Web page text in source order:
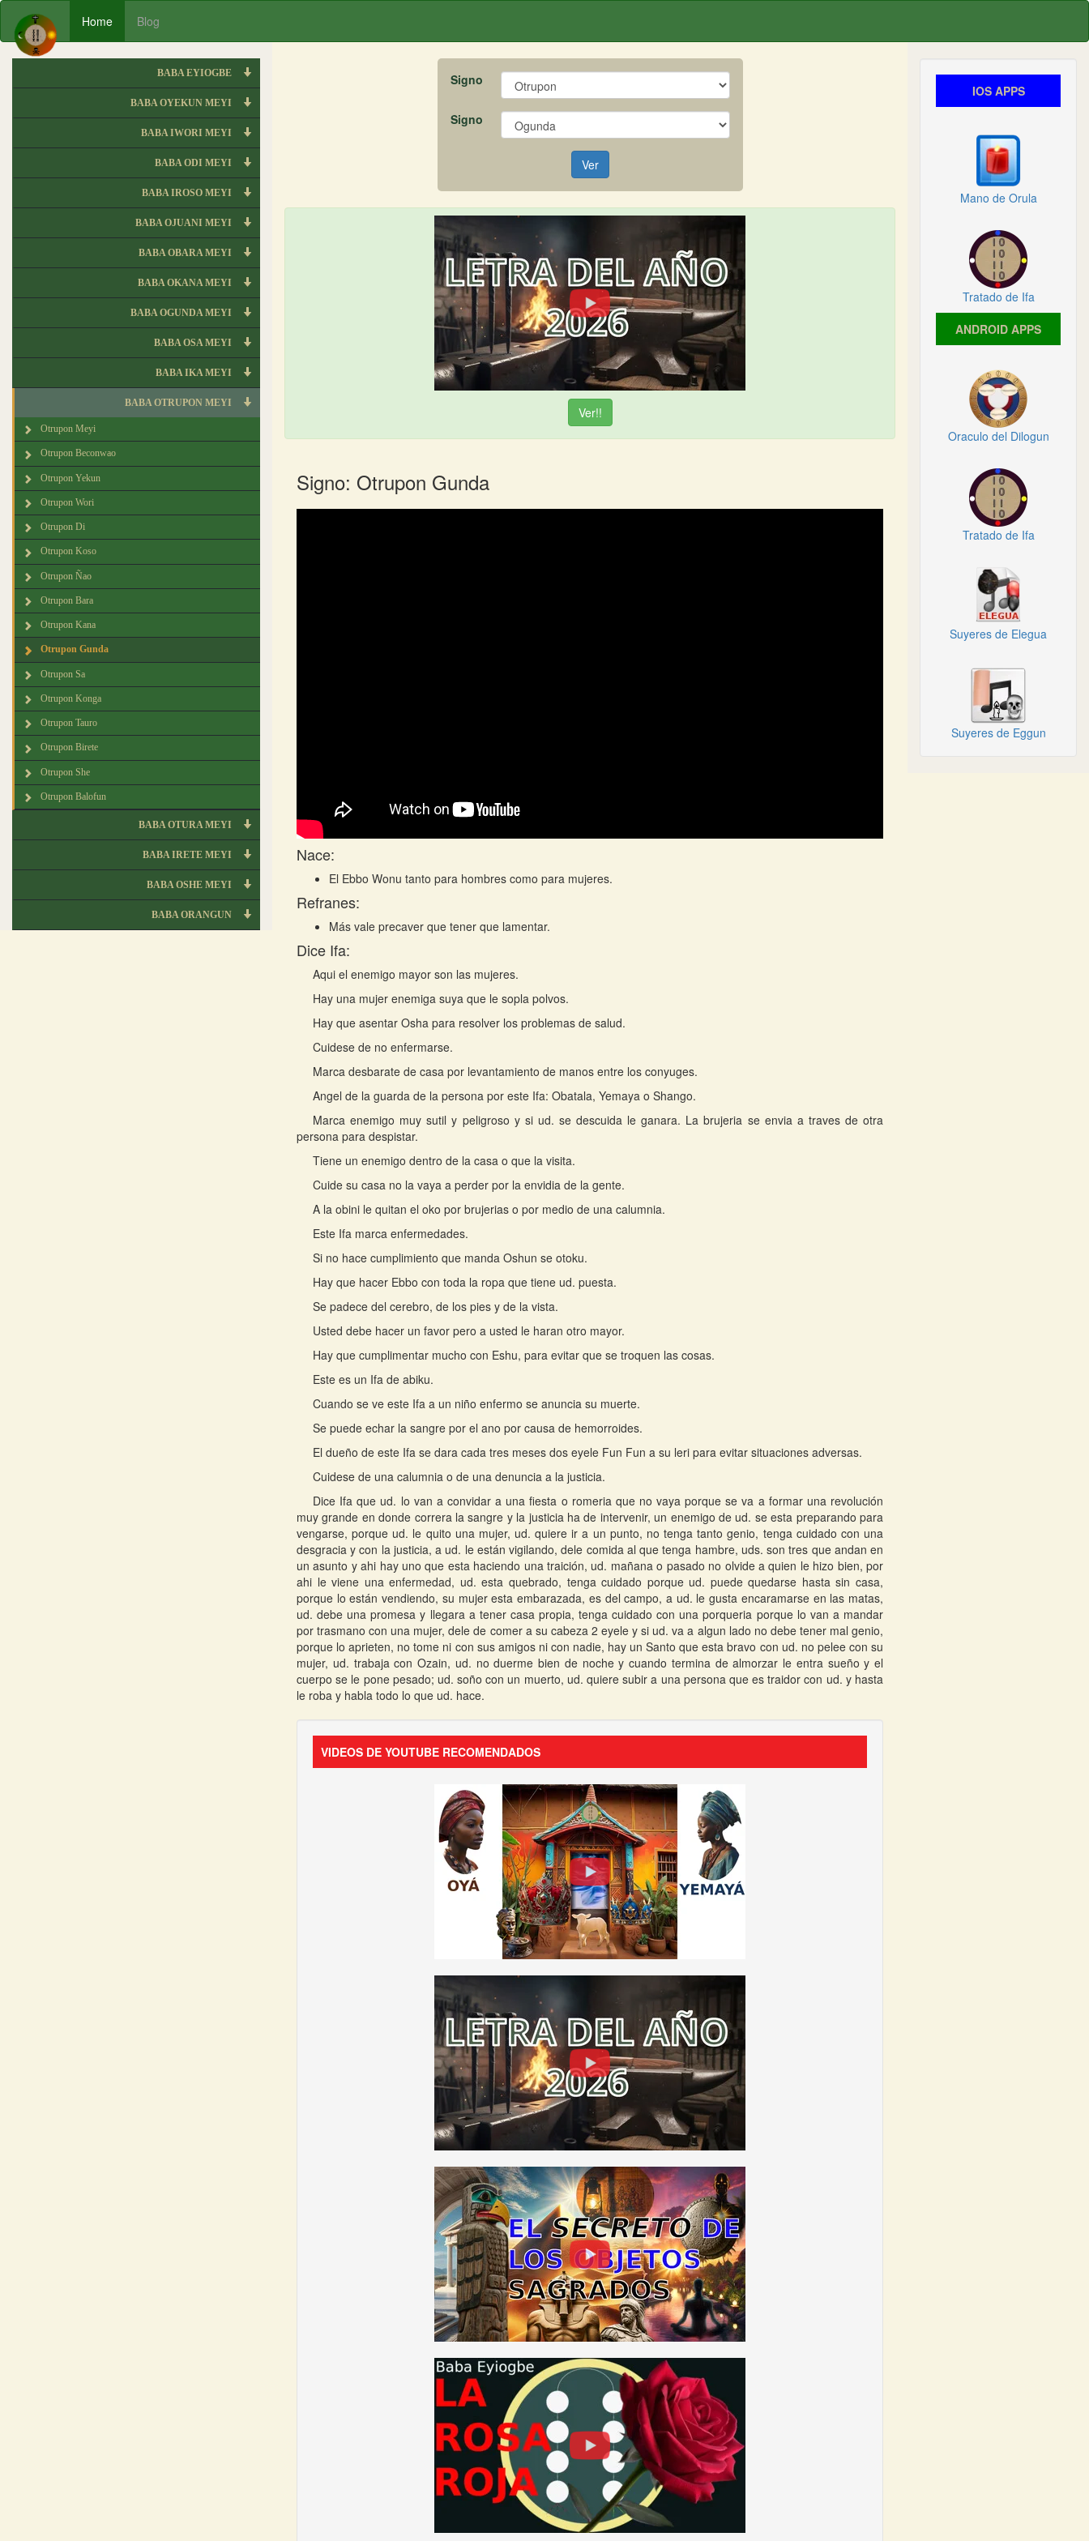
Home Blog
BABA EYIOGBE
BABA OYEKUN MEYI
BABA IWORI MEYI
BABA ODI MEYI
BABA IROSO MEYI
BABA OJUANI MEYI
BABA OBARA MEYI
BABA OKANA MEYI
BABA OGUNDA MEYI
BABA OSA MEYI
BABA IKA MEYI
BABA OTRUPON MEYI
Otrupon Meyi
Otrupon Beconwao
Otrupon Yekun
Otrupon Wori
Otrupon Di
Otrupon Koso
Otrupon Ñao
Otrupon Bara
Otrupon Kana
Otrupon Gunda
Otrupon Sa
Otrupon Konga
Otrupon Tauro
Otrupon Birete
Otrupon She
Otrupon Balofun
BABA OTURA MEYI
BABA IRETE MEYI
BABA OSHE MEYI
BABA ORANGUN
Signo
Signo
Ver
Ver!!
Signo: Otrupon Gunda
Nace:
El Ebbo Wonu tanto para hombres como para mujeres.
Refranes:
Más vale precaver que tener que lamentar.
Dice Ifa:
Aqui el enemigo mayor son las mujeres.
Hay una mujer enemiga suya que le sopla polvos.
Hay que asentar Osha para resolver los problemas de salud.
Cuidese de no enfermarse.
Marca desbarate de casa por levantamiento de manos entre los conyuges.
Angel de la guarda de la persona por este Ifa: Obatala, Yemaya o Shango.
Marca enemigo muy sutil y peligroso y si ud. se descuida le ganara. La brujeria se envia a traves de otra
persona para despistar.
Tiene un enemigo dentro de la casa o que la visita.
Cuide su casa no la vaya a perder por la envidia de la gente.
A la obini le quitan el oko por brujerias o por medio de una calumnia.
Este Ifa marca enfermedades.
Si no hace cumplimiento que manda Oshun se otoku.
Hay que hacer Ebbo con toda la ropa que tiene ud. puesta.
Se padece del cerebro, de los pies y de la vista.
Usted debe hacer un favor pero a usted le haran otro mayor.
Hay que cumplimentar mucho con Eshu, para evitar que se troquen las cosas.
Este es un Ifa de abiku.
Cuando se ve este Ifa a un niño enfermo se anuncia su muerte.
Se puede echar la sangre por el ano por causa de hemorroides.
El dueño de este Ifa se dara cada tres meses dos eyele Fun Fun a su leri para evitar situaciones adversas.
Cuidese de una calumnia o de una denuncia a la justicia.
Dice Ifa que ud. lo van a convidar a una fiesta o romeria que no vaya porque se va a formar una revolución
muy grande en donde correra la sangre y la justicia ha de intervenir, un enemigo de ud. se esta preparando para
vengarse, porque ud. le quito una mujer, ud. quiere ir a un punto, no tenga tanto genio, tenga cuidado con una
desgracia y con la justicia, a ud. le están vigilando, dele comida al que tenga hambre, uds. son tres que andan en
un asunto y ahi hay uno que esta haciendo una traición, ud. mañana o pasado no olvide a quien le hizo bien, por
ahi le viene una enfermedad, ud. esta quebrado, tenga cuidado porque ud. puede quedarse hasta sin casa,
porque lo están vendiendo, su mujer esta embarazada, es del campo, a ud. le gusta encaramarse en las matas,
ud. debe una promesa y llegara a tener casa propia, tenga cuidado con una porqueria porque lo van a mandar
por trasmano con una mujer, dele de comer a su cabeza 2 eyele y si ud. va a algun lado no debe tener mal genio,
porque lo aprieten, no tome ni con sus amigos ni con nadie, hay un Santo que esta bravo con ud. no pelee con su
mujer, ud. trabaja con Ozain, ud. no duerme bien de noche y cuando termina de almorzar le entra sueño y el
cuerpo se le pone pesado; ud. soño con un muerto, ud. quiere subir a una persona que es traidor con ud. y hasta
le roba y habla todo lo que ud. hace.
VIDEOS DE YOUTUBE RECOMENDADOS
IOS APPS
Mano de Orula
Tratado de Ifa
ANDROID APPS
Oraculo del Dilogun
Tratado de Ifa
Suyeres de Elegua
Suyeres de Eggun